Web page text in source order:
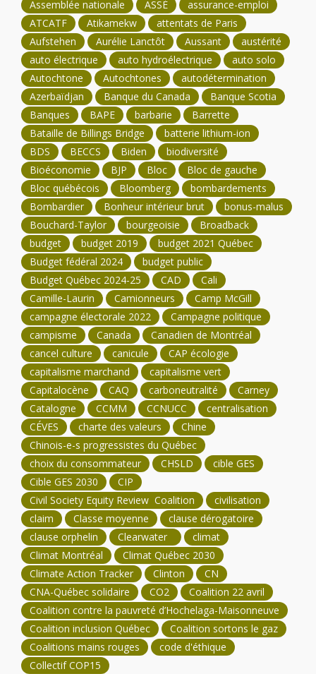
Assemblée nationale ASSÉ
assurance-emploi
ATCATF
Atikamekw
attentats de Paris
Aufstehen
Aurélie Lanctôt Aussant
austérité
auto électrique
auto hydroélectrique
auto solo
Autochtone
Autochtones
autodétermination
Azerbaïdjan
Banque du Canada
Banque Scotia
Banques
BAPE barbarie
Barrette
Bataille de Billings Bridge
batterie lithium-ion
BDS
BECCS Biden
biodiversité
Bioéconomie
BJP Bloc
Bloc de gauche
Bloc québécois
Bloomberg
bombardements
Bombardier
Bonheur intérieur brut
bonus-malus
Bouchard-Taylor
bourgeoisie
Broadback
budget
budget 2019
budget 2021 Québec
Budget fédéral 2024
budget public
Budget Québec 2024-25
CAD
Cali
Camille-Laurin
Camionneurs
Camp McGill
campagne électorale 2022
Campagne politique
campisme
Canada
Canadien de Montréal
cancel culture
canicule
CAP écologie
capitalisme marchand
capitalisme vert
Capitalocène
CAQ carboneutralité
Carney
Catalogne
CCMM CCNUCC
centralisation
CÉVES
charte des valeurs
Chine
Chinois-e-s progressistes du Québec
choix du consommateur
CHSLD
cible GES
Cible GES 2030
CIP
Civil Society Equity Review Coalition
civilisation
claim
Classe moyenne
clause dérogatoire
clause orphelin
Clearwater
climat
Climat Montréal
Climat Québec 2030
Climate Action Tracker
Clinton
CN
CNA-Québec solidaire
CO2
Coalition 22 avril
Coalition contre la pauvreté d’Hochelaga-Maisonneuve
Coalition inclusion Québec
Coalition sortons le gaz
Coalitions mains rouges
code d'éthique
Collectif COP15